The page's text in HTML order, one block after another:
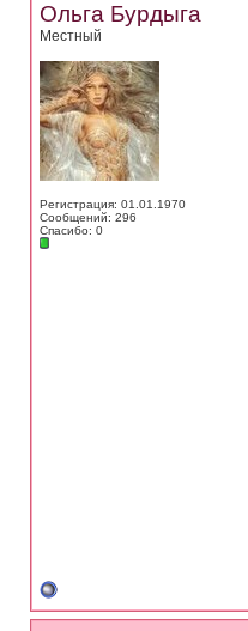
Ольга Бурдыга
Местный
Регистрация: 01.01.1970
Сообщений: 296
Спасибо: 0